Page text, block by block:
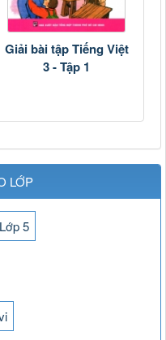
Giải bài tập Tiếng Việt
3 - Tập 1
LỚP
Lớp 5